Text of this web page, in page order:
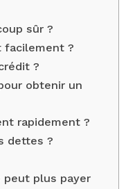
sûr ?
facilement ?
?
obtenir un
rapidement ?
dettes ?
peut plus payer